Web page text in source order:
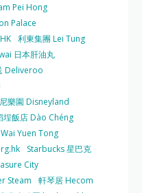
Pei Hong
Palace
利東集團 Lei Tung
日本肝油丸
Deliveroo
樂園 Disneyland
埕飯店 Dào Chéng
Yuen Tong
Starbucks 星巴克
City
Steam
軒琴居 Hecom